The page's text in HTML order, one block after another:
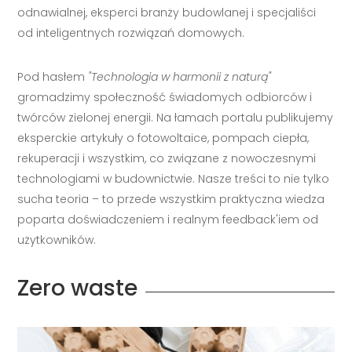
odnawialnej, eksperci branży budowlanej i specjaliści
od inteligentnych rozwiązań domowych.
Pod hasłem "Technologia w harmonii z naturą"
gromadzimy społeczność świadomych odbiorców i
twórców zielonej energii. Na łamach portalu publikujemy
eksperckie artykuły o fotowoltaice, pompach ciepła,
rekuperacji i wszystkim, co związane z nowoczesnymi
technologiami w budownictwie. Nasze treści to nie tylko
sucha teoria – to przede wszystkim praktyczna wiedza
poparta doświadczeniem i realnym feedback'iem od
użytkowników.
Zero waste